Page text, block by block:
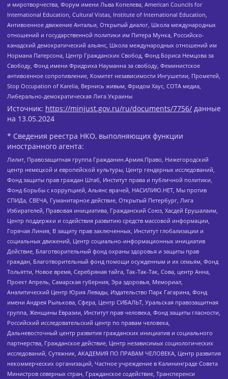
и миротворчества, Форум имени Льва Копелева, American Councils for
International Education, Cultural Vistas, Institute of International Education,
Антивоенное движение Антальи, Открытый диалог, Школа международных
отношений и государственной политики им Питера Мунка, Российско-
канадский демократический альянс, Школа международных отношений им
Нормана Патерсона, Центр Гражданских Свобод, Фонд Бориса Немцова за
Свободу, Фонд имени Фридриха Науманна за свободу, Феминистское
антивоенное сопротивление, Комитет независимости Ингушетии, Прометей,
Stop Occupation of Karelia, Вернись живым, Фридом Хаус, СОТА медиа,
Либерально-демократическая Лига Украины
Источник: https://minjust.gov.ru/ru/documents/7756/ данные
на 13.05.2024
* Сведения реестра НКО, выполняющих функции
иностранного агента:
Лилит, Правозащитная группа Гражданин.Армия.Право, Нижегородский
центр немецкой и европейской культуры, Центр гендерных исследований,
Фонд защиты прав граждан Штаб, Институт права и публичной политики,
Фонд борьбы с коррупцией, Альянс врачей, НАСИЛИЮ.НЕТ, Мы против
СПИДа, СВЕЧА, Гуманитарное действие, Открытый Петербург, Лига
Избирателей, Правовая инициатива, Гражданский Союз, Хасдей Ерушалаим,
Центр поддержки и содействия развитию средств массовой информации,
Горячая Линия, В защиту прав заключенных, Институт глобализации и
социальных движений, Центр социально-информационных инициатив
Действие, Благотворительный фонд охраны здоровья и защиты прав
граждан, Благотворительный фонд помощи осужденным и их семьям, Фонд
Тольятти, Новое время, Серебряная тайга, Так-Так-Так, Сова, центр Анна,
Проект Апрель, Самарская губерния, Эра здоровья, Мемориал,
Аналитический Центр Юрия Левады, Издательство Парк Гагарина, Фонд
имени Андрея Рылькова, Сфера, Центр СИБАЛЬТ, Уральская правозащитная
группа, Женщины Евразии, Институт прав человека, Фонд защиты гласности,
Российский исследовательский центр по правам человека,
Дальневосточный центр развития гражданских инициатив и социального
партнерства, Гражданское действие, Центр независимых социологических
исследований, Сутяжник, АКАДЕМИЯ ПО ПРАВАМ ЧЕЛОВЕКА, Центр развития
некоммерческих организаций, Частное учреждение в Калининграде Совета
Министров северных стран, Гражданское содействие, Трансперенси